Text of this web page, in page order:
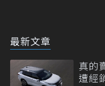
最新文章
真的
遭經